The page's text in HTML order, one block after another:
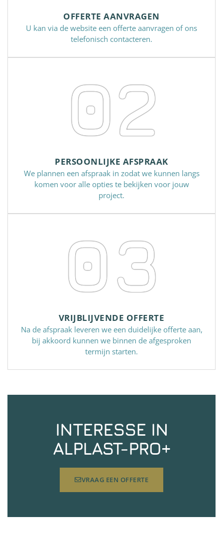
OFFERTE AANVRAGEN
U kan via de website een offerte aanvragen of ons
telefonisch contacteren.
02
PERSOONLIJKE AFSPRAAK
We plannen een afspraak in zodat we kunnen langs
komen voor alle opties te bekijken voor jouw
project.
03
VRIJBLIJVENDE OFFERTE
Na de afspraak leveren we een duidelijke offerte aan,
bij akkoord kunnen we binnen de afgesproken
termijn starten.
INTERESSE IN
ALPLAST-PRO+
VRAAG EEN OFFERTE